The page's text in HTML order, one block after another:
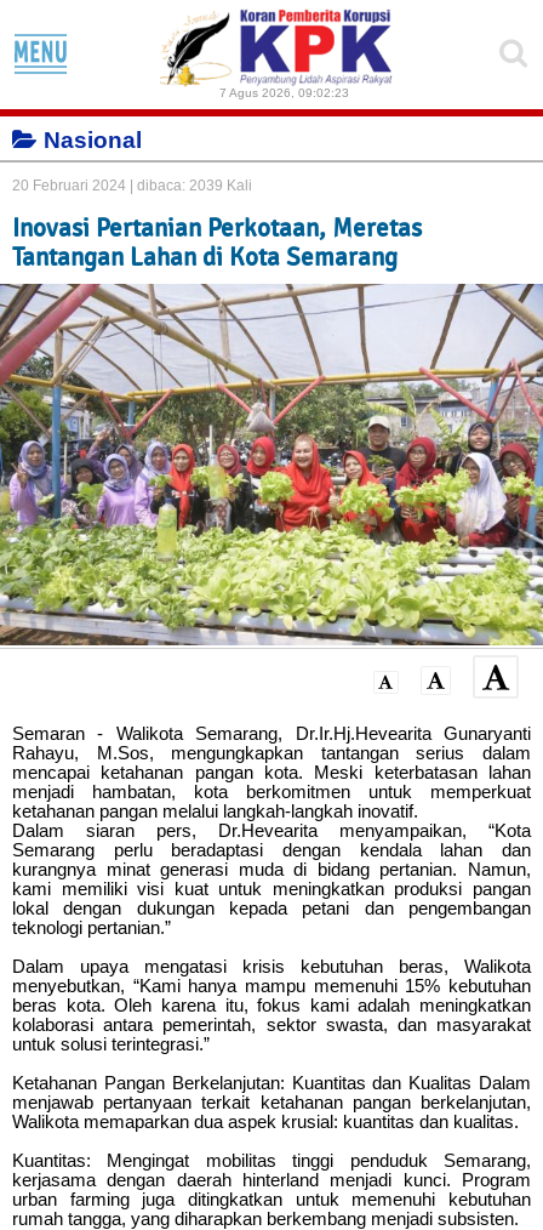
7 Agus 2026 09:02:23
Nasional
20 Februari 2024 | dibaca: 2039 Kali
Inovasi Pertanian Perkotaan, Meretas
Tantangan Lahan di Kota Semarang
Semaran - Walikota Semarang, Dr.Ir.Hj.Hevearita Gunaryanti
Rahayu, M.Sos, mengungkapkan tantangan serius dalam
mencapai ketahanan pangan kota. Meski keterbatasan lahan
menjadi hambatan, kota berkomitmen untuk memperkuat
ketahanan pangan melalui langkah-langkah inovatif.
Dalam siaran pers, Dr.Hevearita menyampaikan, “Kota
Semarang perlu beradaptasi dengan kendala lahan dan
kurangnya minat generasi muda di bidang pertanian. Namun,
kami memiliki visi kuat untuk meningkatkan produksi pangan
lokal dengan dukungan kepada petani dan pengembangan
teknologi pertanian.”
Dalam upaya mengatasi krisis kebutuhan beras, Walikota
menyebutkan, “Kami hanya mampu memenuhi 15% kebutuhan
beras kota. Oleh karena itu, fokus kami adalah meningkatkan
kolaborasi antara pemerintah, sektor swasta, dan masyarakat
untuk solusi terintegrasi.”
Ketahanan Pangan Berkelanjutan: Kuantitas dan Kualitas Dalam
menjawab pertanyaan terkait ketahanan pangan berkelanjutan,
Walikota memaparkan dua aspek krusial: kuantitas dan kualitas.
Kuantitas: Mengingat mobilitas tinggi penduduk Semarang,
kerjasama dengan daerah hinterland menjadi kunci. Program
urban farming juga ditingkatkan untuk memenuhi kebutuhan
rumah tangga, yang diharapkan berkembang menjadi subsisten.